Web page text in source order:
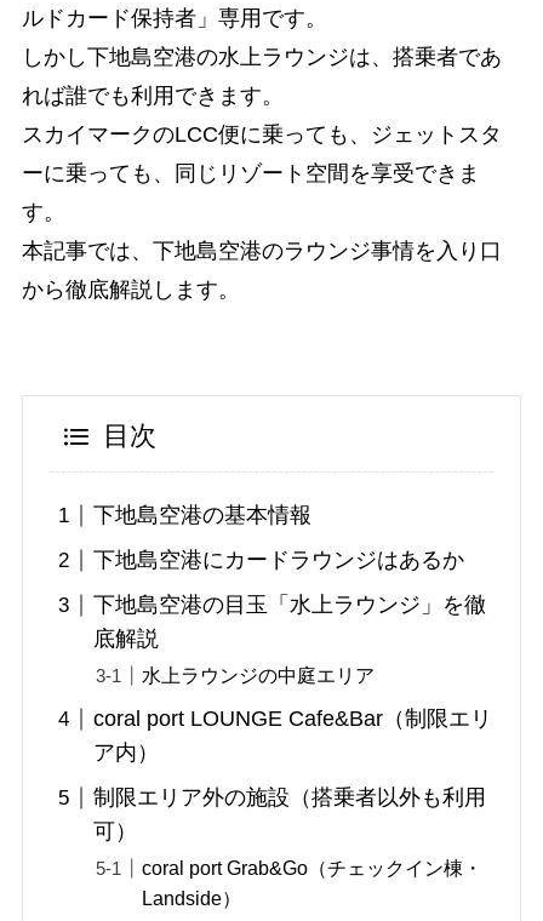
ルドカード保持者」専用です。
しかし下地島空港の水上ラウンジは、搭乗者であ
れば誰でも利用できます。
スカイマークのLCC便に乗っても、ジェットスタ
ーに乗っても、同じリゾート空間を享受できま
す。
本記事では、下地島空港のラウンジ事情を入り口
から徹底解説します。
目次
下地島空港の基本情報
下地島空港にカードラウンジはあるか
下地島空港の目玉「水上ラウンジ」を徹
底解説
水上ラウンジの中庭エリア
coral port LOUNGE Cafe&Bar（制限エリ
ア内）
制限エリア外の施設（搭乗者以外も利用
可）
coral port Grab&Go（チェックイン棟・
Landside）